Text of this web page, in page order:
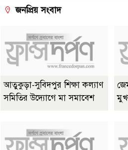
জনপ্রিয় সংবাদ
আতুকুড়া-সুবিদপুর শিক্ষা কল্যাণ
সমিতির উদ্যোগে মা সমাবেশ